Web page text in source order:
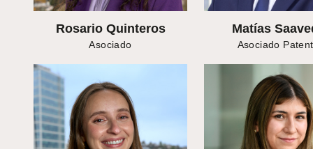
Rosario Quinteros
Asociado
Matías
Asociado